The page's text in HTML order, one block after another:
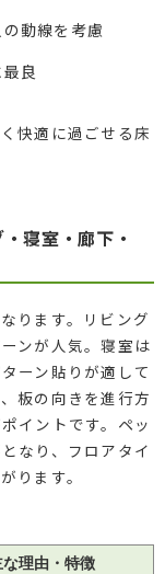
動線を考慮
良
快適に過ごせる床
寝室・廊下・
ります。リビング
ンが人気。寝室は
ーン貼りが適して
板の向きを進行方
イントです。ペッ
なり、フロアタイ
ります。
な理由・特徴